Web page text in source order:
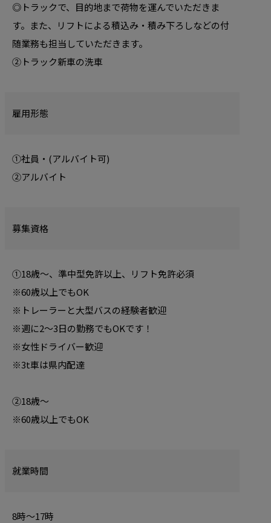
◎トラックで、目的地まで荷物を運んでいただきま
す。また、リフトによる積込み・積み下ろしなどの付
随業務も担当していただきます。
②トラック新車の洗車
雇用形態
①社員・(アルバイト可)
②アルバイト
募集資格
①18歳～、準中型免許以上、リフト免許必須
※60歳以上でもOK
※トレーラーと大型バスの経験者歓迎
※週に2～3日の勤務でもOKです！
※女性ドライバー歓迎
※3t車は県内配達
②18歳～
※60歳以上でもOK
就業時間
8時～17時